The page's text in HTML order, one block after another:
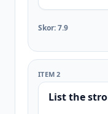
Skor:7.9
ITEM 2